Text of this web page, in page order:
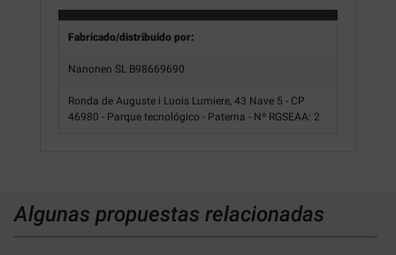
Fabricado/distribuido por:
Nanonen SL B98669690
Ronda de Auguste i Luois Lumiere, 43 Nave 5 - CP
46980 - Parque tecnológico - Paterna - Nº RGSEAA: 2
Algunas propuestas relacionadas